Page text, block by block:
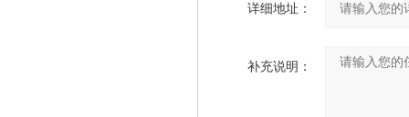
详细地址：
补充说明：